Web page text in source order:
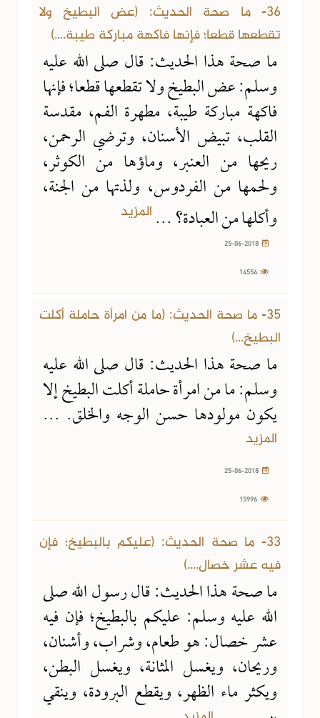
36- ما صحة الحديث: (عض البطيخ ولا
تقطعها قطعا؛ فإنها فاكهة مباركة طيبة....)
ما صحة هذا الحديث: قال صلى الله عليه
وسلم: عض البطيخ ولا تقطعها قطعا؛ فإنها
فاكهة مباركة طيبة، مطهرة الفم، مقدسة
القلب، تبيض الأسنان، وترضي الرحمن،
ريحها من العنبر، وماؤها من الكوثر،
ولحمها من الفردوس، ولذتها من الجنة،
وأكلها من العبادة؟ ... المزيد
35- ما صحة الحديث: (ما من امرأة حاملة أكلت
البطيخ...)
ما صحة هذا الحديث: قال صلى الله عليه
وسلم: ما من امرأة حاملة أكلت البطيخ إلا
يكون مولودها حسن الوجه والخلق. ...
المزيد
33- ما صحة الحديث: (عليكم بالبطيخ؛ فإن
فيه عشر خصال....)
ما صحة هذا الحديث: قال رسول الله صلى
الله عليه وسلم: عليكم بالبطيخ؛ فإن فيه
عشر خصال: هو طعام، وشراب، وأشنان،
وريحان، ويغسل المثانة، ويغسل البطن،
ويكثر ماء الظهر، ويقطع البرودة، وينقي